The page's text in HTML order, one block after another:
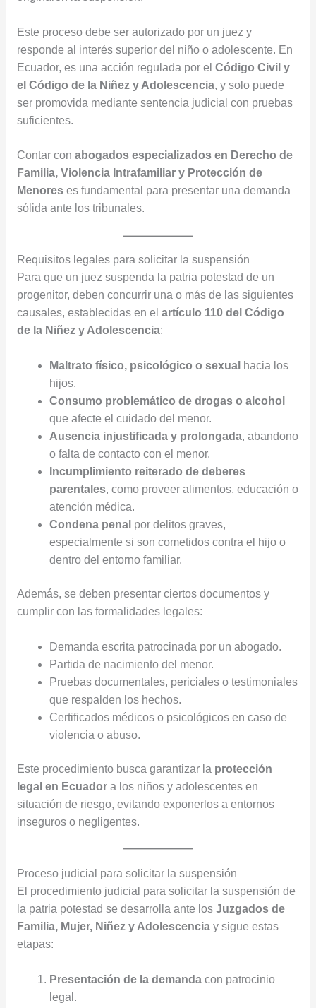
Este proceso debe ser autorizado por un juez y
responde al interés superior del niño o adolescente. En
Ecuador, es una acción regulada por el Código Civil y
el Código de la Niñez y Adolescencia, y solo puede
ser promovida mediante sentencia judicial con pruebas
suficientes.
Contar con abogados especializados en Derecho de
Familia, Violencia Intrafamiliar y Protección de
Menoreses fundamental para presentar una demanda
sólida ante los tribunales.
Requisitos legales para solicitar la suspensión
Para que un juez suspenda la patria potestad de un
progenitor, deben concurrir una o más de las siguientes
causales, establecidas en el artículo 110 del Código
de la Niñez y Adolescencia:
Maltrato físico, psicológico o sexual hacia los
hijos.
Consumo problemático de drogas o alcohol
que afecte el cuidado del menor.
Ausencia injustificada y prolongada, abandono
o falta de contacto con el menor.
Incumplimiento reiterado de deberes
parentales, como proveer alimentos, educación o
atención médica.
Condena penal por delitos graves,
especialmente si son cometidos contra el hijo o
dentro del entorno familiar.
Además, se deben presentar ciertos documentos y
cumplir con las formalidades legales:
Demanda escrita patrocinada por un abogado.
Partida de nacimiento del menor.
Pruebas documentales, periciales o testimoniales
que respalden los hechos.
Certificados médicos o psicológicos en caso de
violencia o abuso.
Este procedimiento busca garantizar la protección
legal en Ecuadora los niños y adolescentes en
situación de riesgo, evitando exponerlos a entornos
inseguros o negligentes.
Proceso judicial para solicitar la suspensión
El procedimiento judicial para solicitar la suspensión de
la patria potestad se desarrolla ante los Juzgados de
Familia, Mujer, Niñez y Adolescenciay sigue estas
etapas:
Presentación de la demanda con patrocinio
legal.